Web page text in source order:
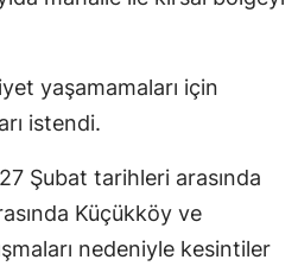
yaşamamaları için
istendi.
Şubat tarihleri arasında
Küçükköy ve
nedeniyle kesintiler